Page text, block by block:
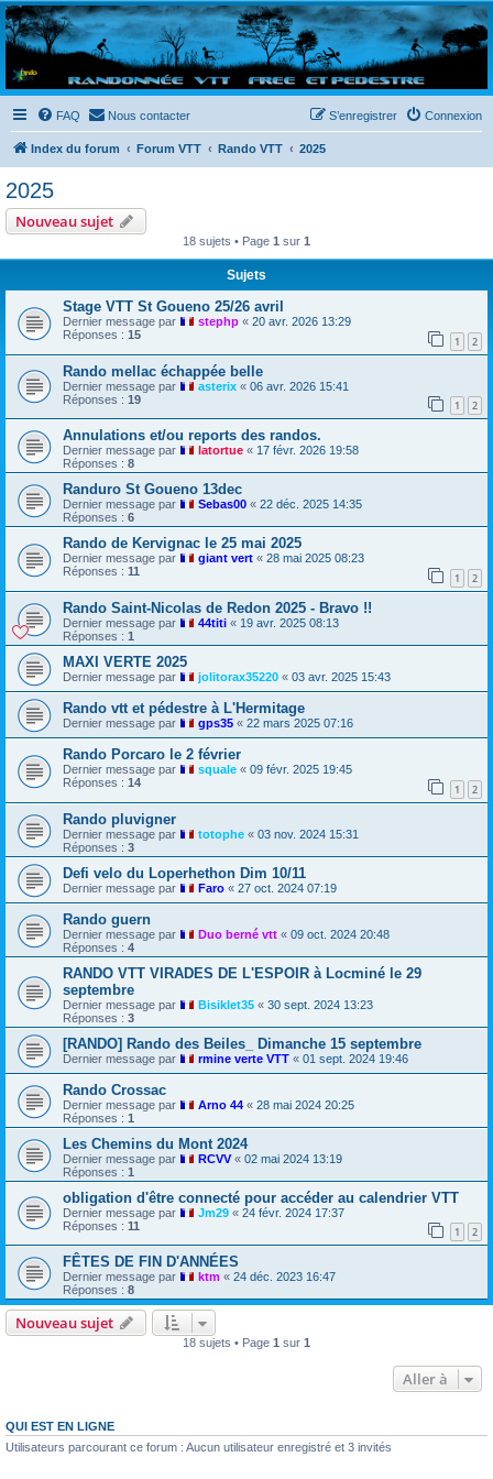
Randovttfree.fr
Bienvenue sur le site des randos vtt et pédestre de Bretagne . Bonne navigation sur le site
et bonnes randos dans l'Ouest !
FAQ Nous contacter Connexion
S’enregistrer
Index du forum Forum VTT Rando VTT 2025
2025
Nouveau sujet
18 sujets • Page 1 sur 1
Sujets
Stage VTT St Goueno 25/26 avril
Dernier message par stephp « 20 avr. 2026 13:29
Réponses : 15 1 2
Rando mellac échappée belle
Dernier message par asterix « 06 avr. 2026 15:41
Réponses : 19 1 2
Annulations et/ou reports des randos.
Dernier message par latortue « 17 févr. 2026 19:58
Réponses : 8
Randuro St Goueno 13dec
Dernier message par Sebas00 « 22 déc. 2025 14:35
Réponses : 6
Rando de Kervignac le 25 mai 2025
Dernier message par giant vert « 28 mai 2025 08:23
Réponses : 11 1 2
Rando Saint-Nicolas de Redon 2025 - Bravo !!
Dernier message par 44titi « 19 avr. 2025 08:13
Réponses : 1
MAXI VERTE 2025
Dernier message par jolitorax35220 « 03 avr. 2025 15:43
Rando vtt et pédestre à L'Hermitage
Dernier message par gps35 « 22 mars 2025 07:16
Rando Porcaro le 2 février
Dernier message par squale « 09 févr. 2025 19:45
Réponses : 14 1 2
Rando pluvigner
Dernier message par totophe « 03 nov. 2024 15:31
Réponses : 3
Defi velo du Loperhethon Dim 10/11
Dernier message par Faro « 27 oct. 2024 07:19
Rando guern
Dernier message par Duo berné vtt « 09 oct. 2024 20:48
Réponses : 4
RANDO VTT VIRADES DE L'ESPOIR à Locminé le 29
septembre
Dernier message par Bisiklet35 « 30 sept. 2024 13:23
Réponses : 3
[RANDO] Rando des Beiles_ Dimanche 15 septembre
Dernier message par rmine verte VTT « 01 sept. 2024 19:46
Rando Crossac
Dernier message par Arno 44 « 28 mai 2024 20:25
Réponses : 1
Les Chemins du Mont 2024
Dernier message par RCVV « 02 mai 2024 13:19
Réponses : 1
obligation d'être connecté pour accéder au calendrier VTT
Dernier message par Jm29 « 24 févr. 2024 17:37
Réponses : 11 1 2
FÊTES DE FIN D'ANNÉES
Dernier message par ktm « 24 déc. 2023 16:47
Réponses : 8
Nouveau sujet
18 sujets • Page 1 sur 1
Aller à
QUI EST EN LIGNE
Utilisateurs parcourant ce forum : Aucun utilisateur enregistré et 3 invités